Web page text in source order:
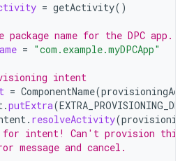
= getActivity()
name for the DPC app.
= "com.example.myDPCApp"
intent
= ComponentName(
.putExtra(
. resolveActivity(
for intent! Can't provision this
message and cancel.